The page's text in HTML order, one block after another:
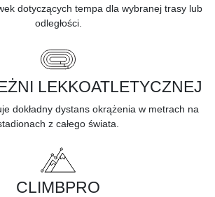
dotyczących tempa dla wybranej trasy lub
odległości.
LEKKOATLETYCZNEJ
dokładny dystans okrążenia w metrach na
z całego świata.
CLIMBPRO